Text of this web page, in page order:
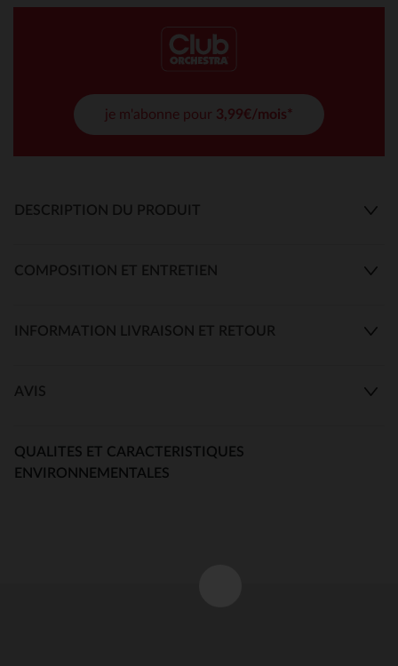
je m'abonne pour 3,99€/mois*
DESCRIPTION DU PRODUIT
COMPOSITION ET ENTRETIEN
INFORMATION LIVRAISON ET RETOUR
AVIS
QUALITES ET CARACTERISTIQUES
ENVIRONNEMENTALES